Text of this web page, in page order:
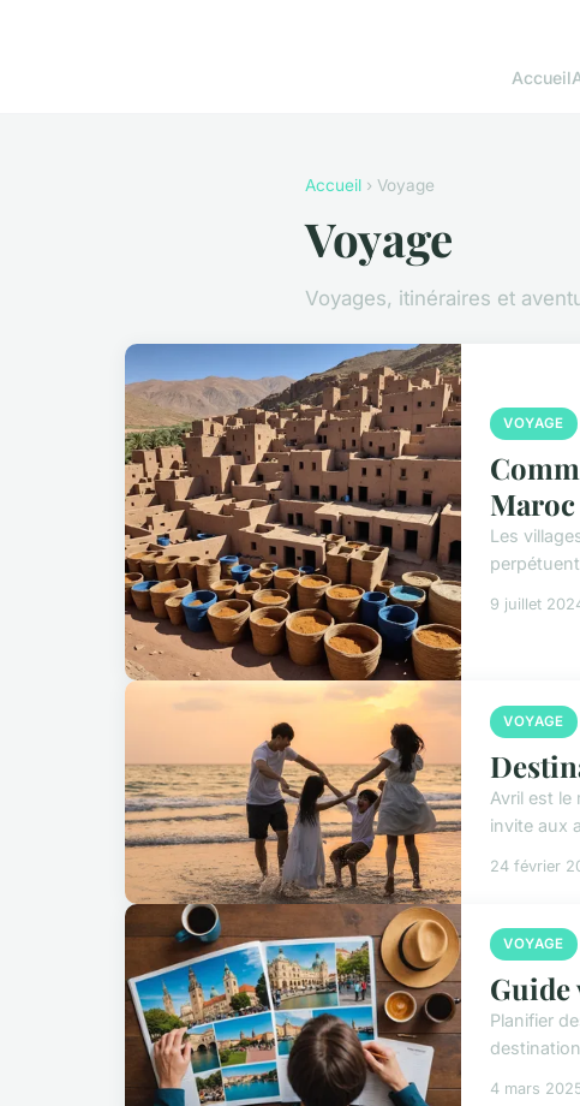
Accueil
Accueil › Voyage
Voyage
Voyages, itinéraires et
VOYAGE
Les
9 juillet
VOYAGE
Avril est
invite aux
24 février
VOYAGE
Guide
Planifier
4 mars